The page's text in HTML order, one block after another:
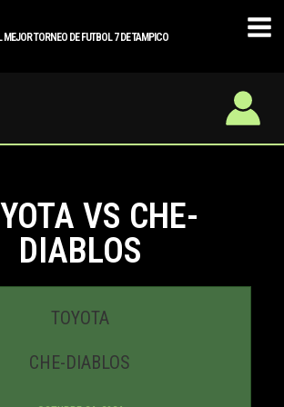
MEJOR TORNEO DE FUTBOL 7 DE TAMPICO
VS CHE-
DIABLOS
TOYOTA
CHE-DIABLOS